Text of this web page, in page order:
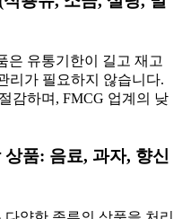
유통기한이 길고 재고
리가 필요하지 않습니다.
감하며, FMCG 업계의 낮
품: 음료, 과자, 향신